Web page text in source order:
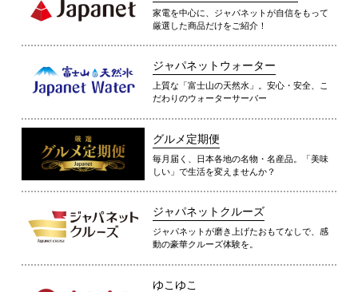
家電を中心に、ジャパネットが自信をもって
厳選した商品だけをご紹介！
ジャパネットウォーター
上質な「富士山の天然水」。安心・安全、こ
だわりのウォーターサーバー
グルメ定期便
毎月届く、日本各地の名物・名産品。「美味
しい」で生活を変えませんか？
ジャパネットクルーズ
ジャパネットが磨き上げたおもてなしで、感
動の豪華クルーズ体験を。
ゆこゆこ